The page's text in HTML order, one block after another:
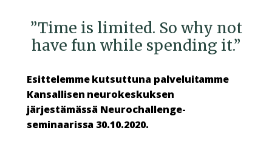
”Time is limited. So why not
have fun while spending it.”
Esittelemme kutsuttuna palveluitamme
Kansallisen neurokeskuksen
järjestämässä Neurochallenge-
seminaarissa 30.10.2020.